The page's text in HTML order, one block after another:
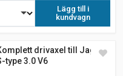
Lägg till i
kundvagn
drivaxel till Jaguar
type 3.0 V6